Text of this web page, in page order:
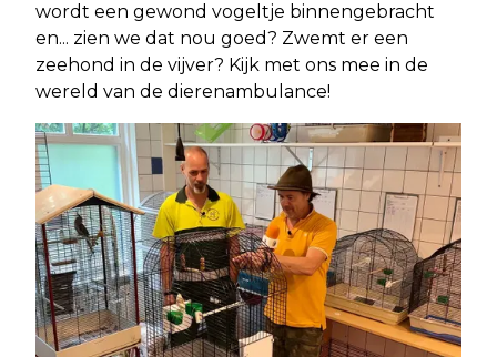
wordt een gewond vogeltje binnengebracht
en... zien we dat nou goed? Zwemt er een
zeehond in de vijver? Kijk met ons mee in de
wereld van de dierenambulance!